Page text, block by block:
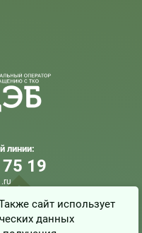
линии:
19
Безопасности»
сайт использует
данных